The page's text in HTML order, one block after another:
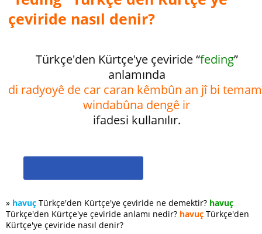
çeviride nasıl denir?
Türkçe'den Kürtçe'ye çeviride “feding”
anlamında
di radyoyê de car caran kêmbûn an jî bi
windabûna dengê ir
ifadesi kullanılır.
» havuç Türkçe'den Kürtçe'ye çeviride ne demektir? havuç
Türkçe'den Kürtçe'ye çeviride anlamı nedir? havuç Türkçe'den
Kürtçe'ye çeviride nasıl denir?